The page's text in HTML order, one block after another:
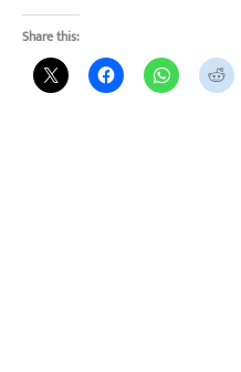
Share this: